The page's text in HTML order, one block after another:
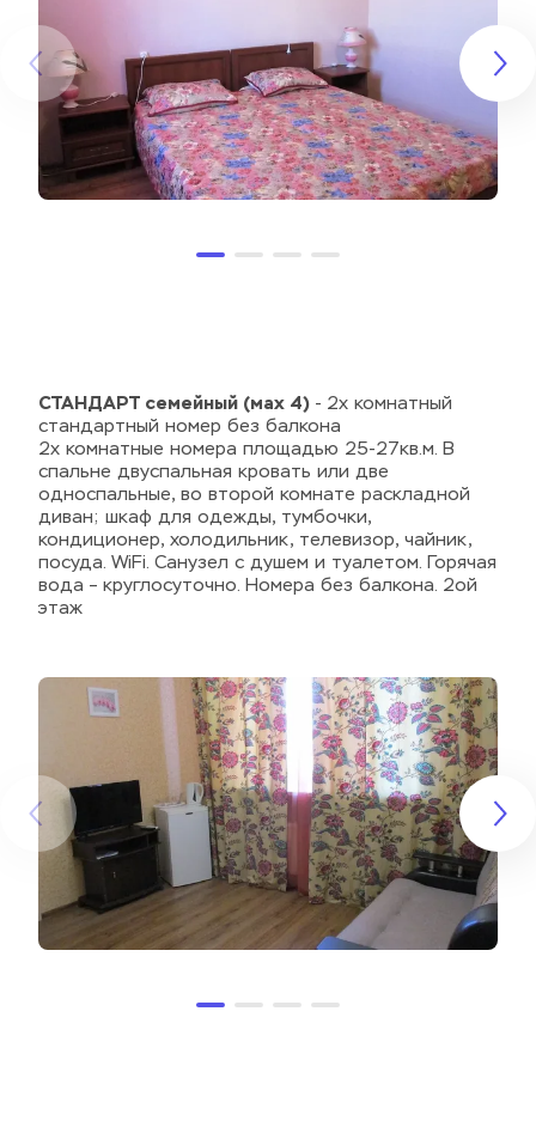
СТАНДАРТ семейный (мах 4) - 2х комнатный
стандартный номер без балкона
2х комнатные номера площадью 25-27кв.м. В
спальне двуспальная кровать или две
односпальные, во второй комнате раскладной
диван; шкаф для одежды, тумбочки,
кондиционер, холодильник, телевизор, чайник,
посуда. WiFi. Санузел с душем и туалетом. Горячая
вода – круглосуточно. Номера без балкона. 2ой
этаж